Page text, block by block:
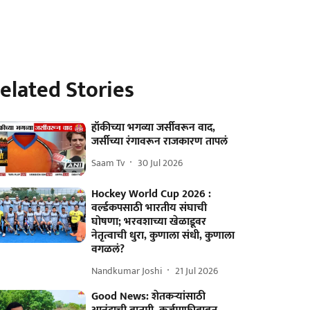
Stories
हॉकीच्या भगव्या जर्सीवरून वाद,
जर्सीच्या रंगावरून राजकारण तापलं
Saam Tv 30 Jul 2026
Hockey World Cup 2026 :
वर्ल्डकपसाठी भारतीय संघाची
घोषणा; भरवशाच्या खेळाडूवर
नेतृत्वाची धुरा, कुणाला संधी, कुणाला
वगळलं?
Nandkumar Joshi 21 Jul 2026
Good News: शेतकऱ्यांसाठी